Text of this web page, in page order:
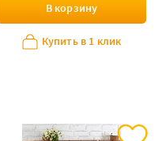
В корзину
Купить в 1 клик